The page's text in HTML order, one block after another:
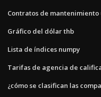
Contratos de
Gráfico del dólar thb
Lista de índices numpy
Tarifas de agencia de
¿cómo se clasifican las